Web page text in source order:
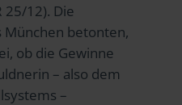
25/12). Die
München betonten,
ob die Gewinne
– also dem
–